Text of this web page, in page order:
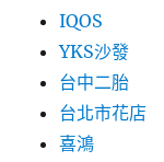
IQOS
YKS沙發
台中二胎
台北市花店
喜鴻